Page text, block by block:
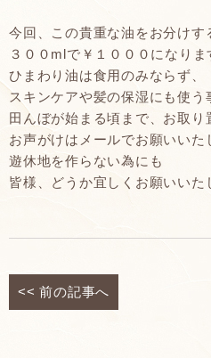
今回、この貴重な油をお分けす
３００mlで￥１０００になりま
ひまわり油は食用のみならず、
スキンケアや髪の保湿にも使う
田んぼが始まる頃まで、お取り
お声がけはメールでお願いいた
遊休地を作らない為にも
皆様、どうか宜しくお願いいた
<<前の記事へ